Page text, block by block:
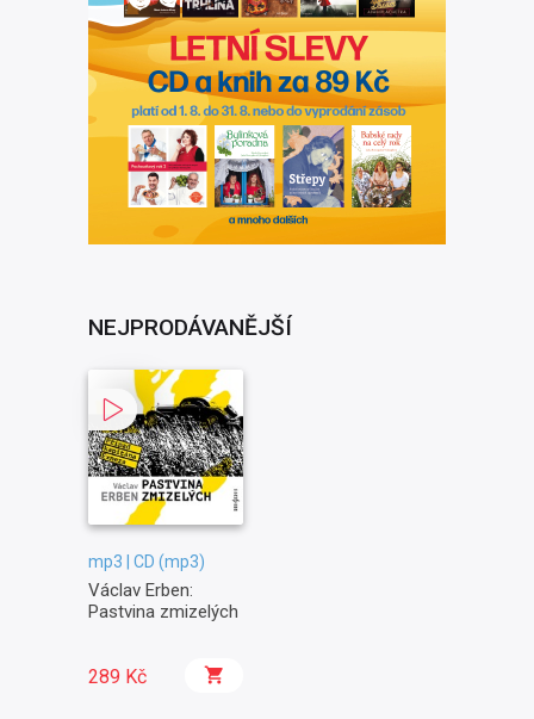
NEJPRODÁVANĚJŠÍ
mp3 | CD (mp3)
Václav Erben:
Pastvina zmizelých
289 Kč